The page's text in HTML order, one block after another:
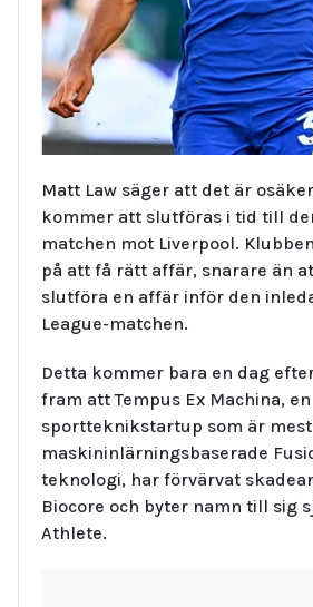
Matt Law säger att det är
kommer att slutföras i tid till
matchen mot Liverpool.
på att få rätt affär, snarare än
slutföra en affär inför den
League-matchen.
Detta kommer bara en dag
fram att Tempus Ex Machina, en
sportteknikstartup som är
maskininlärningsbaserade
teknologi, har förvärvat
Biocore och byter namn till sig
Athlete.